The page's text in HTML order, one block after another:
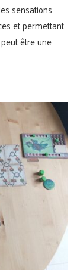
sensations
et permettant
être une